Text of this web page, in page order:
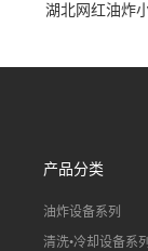
湖北网红油炸
线
产品分类
油炸设备系列
清洗•冷却设备系列